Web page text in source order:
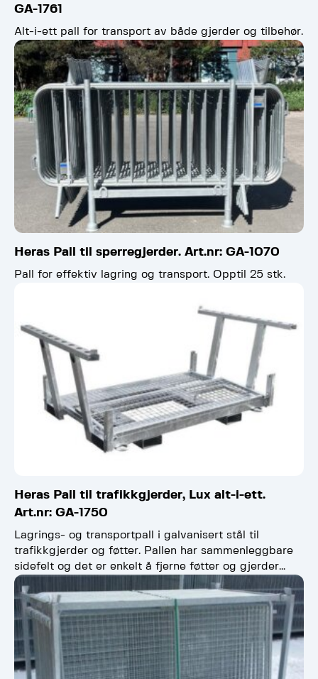
GA-1761
Alt-i-ett pall for transport av både gjerder og tilbehør.
Heras Pall til sperregjerder. Art.nr: GA-1070
Pall for effektiv lagring og transport. Opptil 25 stk.
Heras Pall til trafikkgjerder, Lux alt-i-ett.
Art.nr: GA-1750
Lagrings- og transportpall i galvanisert stål til
trafikkgjerder og føtter. Pallen har sammenleggbare
sidefelt og det er enkelt å fjerne føtter og gjerder
samtidig.